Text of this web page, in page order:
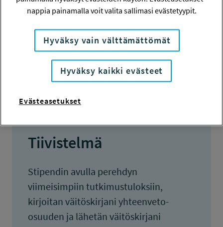
7 000 euroa
KOKONAISKUSTANNUKSET
7 000 euroa
TULOKSET VALMISTUNEET
31.5.2016
Tiivistelmä
Stipendin avulla perehdyn
viimeisimpiin tutkimustuloksiin,
kirjoitan väitöskirjani yhteenveto-
osuuden ja lähetän väitöskirjani
nappia painamalla voit valita sallimasi evästetyypit.
Hyväksy vain välttämättömät
Hyväksy kaikki evästeet
Evästeasetukset